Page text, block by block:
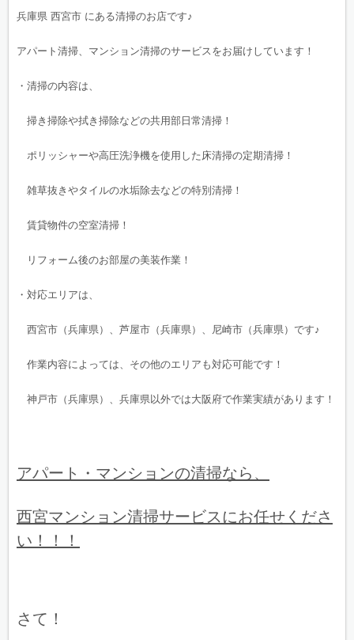
兵庫県 西宮市 にある清掃のお店です♪
アパート清掃、マンション清掃のサービスをお届けしています！
・清掃の内容は、
掃き掃除や拭き掃除などの共用部日常清掃！
ポリッシャーや高圧洗浄機を使用した床清掃の定期清掃！
雑草抜きやタイルの水垢除去などの特別清掃！
賃貸物件の空室清掃！
リフォーム後のお部屋の美装作業！
・対応エリアは、
西宮市（兵庫県）、芦屋市（兵庫県）、尼崎市（兵庫県）です♪
作業内容によっては、その他のエリアも対応可能です！
神戸市（兵庫県）、兵庫県以外では大阪府で作業実績があります！
アパート・マンションの清掃なら、
西宮マンション清掃サービスにお任せくださ
い！！！
さて！